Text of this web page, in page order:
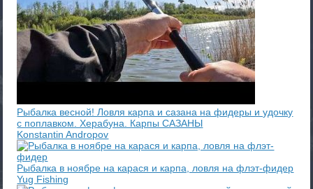
Рыбалка весной! Ловля карпа и сазана на фидеры и удочку
с поплавком. Херабуна. Карпы САЗАНЫ
Konstantin Andropov
Рыбалка в ноябре на карася и карпа, ловля на флэт-фидер
Yug Fishing